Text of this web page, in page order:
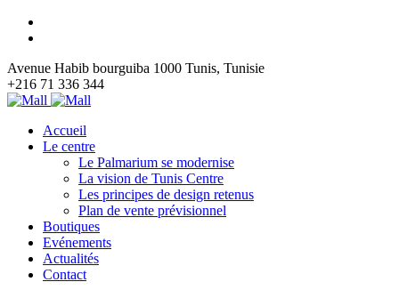
Avenue Habib bourguiba 1000 Tunis, Tunisie
+216 71 336 344
Accueil
Le centre
Le Palmarium se modernise
La vision de Tunis Centre
Les principes de design retenus
Plan de vente prévisionnel
Boutiques
Evénements
Actualités
Contact